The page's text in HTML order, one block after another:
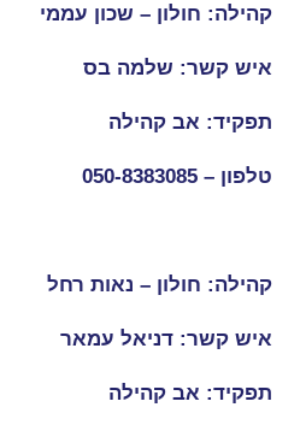
קהילה: חולון – שכון עממי
איש קשר: שלמה בס
תפקיד: אב קהילה
טלפון – 050-8383085
קהילה: חולון – נאות רחל
איש קשר: דניאל עמאר
תפקיד: אב קהילה